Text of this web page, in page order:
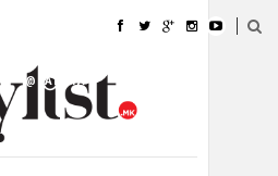
УБАВИНА
@РАБОТА